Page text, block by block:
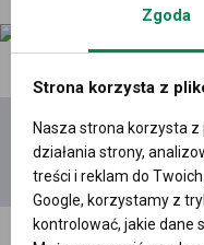
Dodaj
film
Zgoda
Strona korzysta z
Nasza strona korzysta
działania strony,
treści i reklam do
Google, korzystamy z
kontrolować, jakie dane